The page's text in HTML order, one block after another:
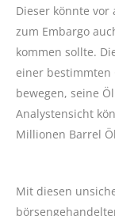
Dieser könnte
zum Embargo
kommen sollte.
einer bestimmten
bewegen, seine
Analystensicht
Millionen Barrel
Mit diesen